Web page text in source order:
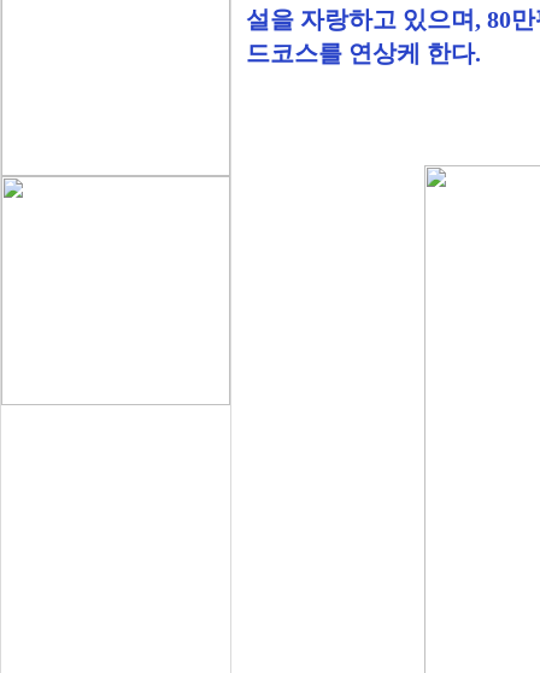
설을 자랑하고 있으며, 80
드코스를 연상케 한다.